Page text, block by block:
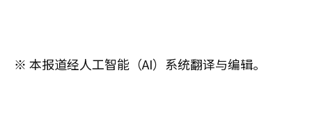
※ 本报道经人工智能（AI）系统翻译与编辑。